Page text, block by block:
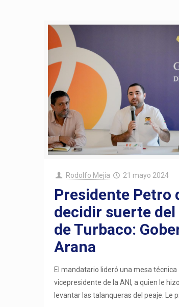
Rodolfo Mejia 21 mayo 2024
Presidente Petro
decidir suerte del
de Turbaco:
Arana
El mandatario lideró una mesa técnica
vicepresidente de la ANI, a quien le
levantar las talanqueras del peaje. Le